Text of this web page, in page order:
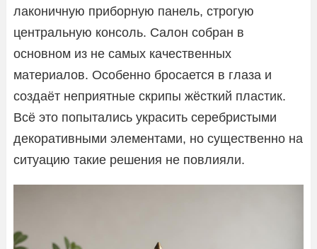
лаконичную приборную панель, строгую
центральную консоль. Салон собран в
основном из не самых качественных
материалов. Особенно бросается в глаза и
создаёт неприятные скрипы жёсткий пластик.
Всё это попытались украсить серебристыми
декоративными элементами, но существенно на
ситуацию такие решения не повлияли.